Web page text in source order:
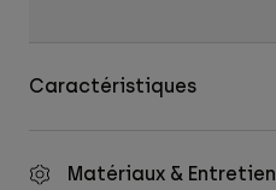
Caractéristiques
Matériaux & Entretien